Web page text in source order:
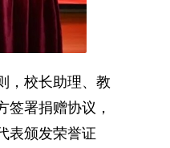
校长助理、教
签署捐赠协议，
表颁发荣誉证